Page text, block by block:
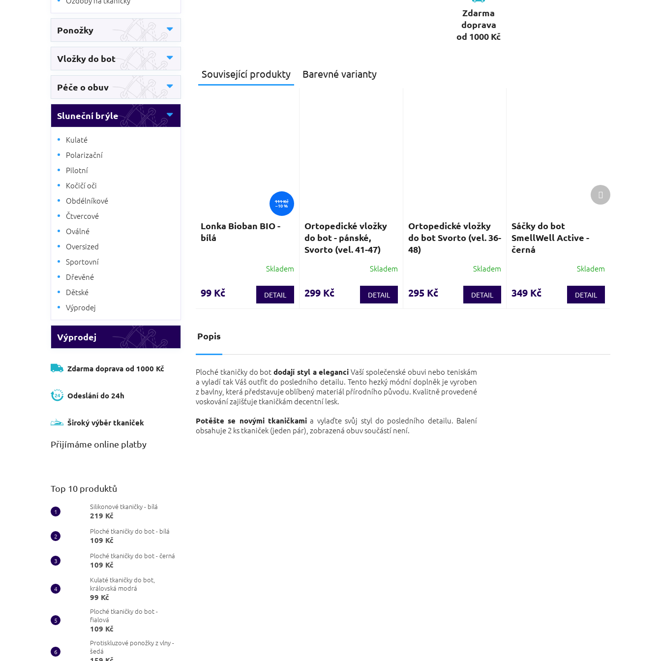
Ponožky
Vložky do bot
Péče o obuv
Sluneční brýle
Kulaté
Polarizační
Pilotní
Kočičí oči
Obdélníkové
Čtvercové
Oválné
Oversized
Sportovní
Dřevěné
Dětské
Výprodej
Výprodej
Zdarma doprava od 1000 Kč
Odeslání do 24h
Široký výběr tkaniček
Přijímáme online platby
Top 10 produktů
Silikonové tkaničky - bílá
219 Kč
Ploché tkaničky do bot - bílá
109 Kč
Ploché tkaničky do bot - černá
109 Kč
Kulaté tkaničky do bot,
královská modrá
99 Kč
Ploché tkaničky do bot -
fialová
109 Kč
Protiskluzové ponožky z vlny -
šedá
Zdarma
doprava
od 1000 Kč
Související produkty Barevné varianty
111 Kč
–10 %
Lonka Bioban BIO -
bílá
Skladem
99 Kč DETAIL
Ortopedické vložky
do bot - pánské,
Svorto (vel. 41-47)
produktu
je
Skladem
299 Kč DETAIL
Ortopedické vložky
do bot Svorto (vel. 36-
48)
produktu
je
Skladem
295 Kč DETAIL
Sáčky do bot
SmellWell Active -
černá
produktu
je
Skladem
349 Kč DETAIL
Další
produkt
Popis
Ploché tkaničky do botdodají styl a eleganci Vaší společenské obuvi nebo teniskám
a vyladí tak Váš outfit do posledního detailu. Tento hezký módní doplněk je vyroben
z bavlny, která představuje oblíbený materiál přírodního původu. Kvalitně provedené
voskování zajišťuje tkaničkám decentní lesk.
Potěšte se novými tkaničkami a vylaďte svůj styl do posledního detailu. Balení
obsahuje 2 ks tkaniček (jeden pár), zobrazená obuv součástí není.